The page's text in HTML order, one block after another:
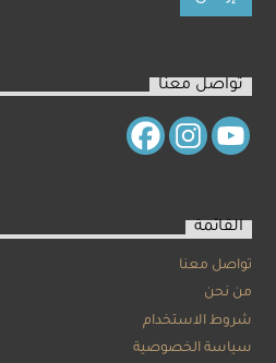
تواصل معنا
القائمة
تواصل معنا
من نحن
شروط الاستخدام
سياسة الخصوصية